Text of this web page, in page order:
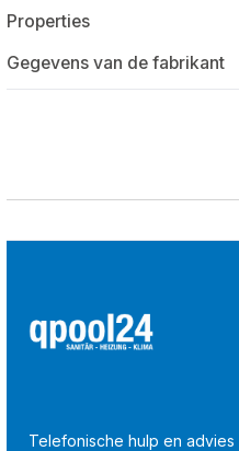
Properties
Gegevens van de fabrikant
Telefonische hulp en advies